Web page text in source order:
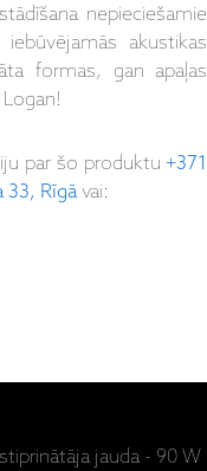
nepieciešamie
akustikas
formas, gan apaļas
par šo produktu+371
33, Rīgāvai:
jauda - 90 W